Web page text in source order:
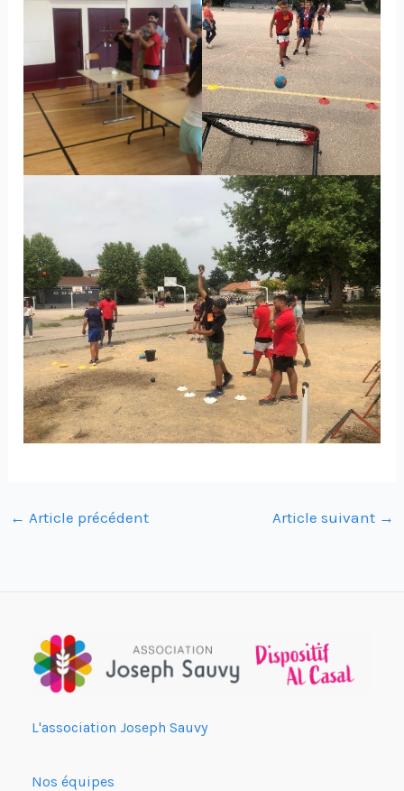
← Article précédent Article suivant →
L'association Joseph Sauvy
Nos équipes